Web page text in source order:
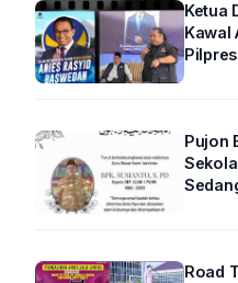
Ketua
Kawal
Pilpres
Pujon
Road